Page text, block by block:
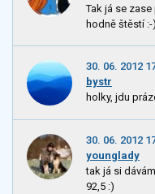
Tak já se zase
hodně štěstí :-)
30. 06. 2012
bystr
holky, jdu
30. 06. 2012
younglady
tak já si
92,5 :)